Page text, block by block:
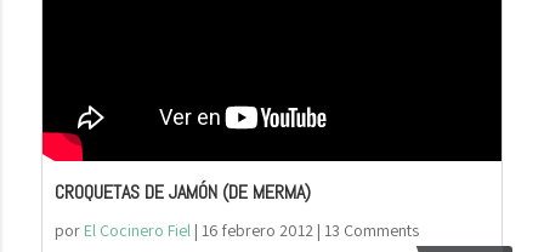
CROQUETAS DE JAMÓN (DE MERMA)
por El Cocinero Fiel| 16 febrero 2012| 13 Comments